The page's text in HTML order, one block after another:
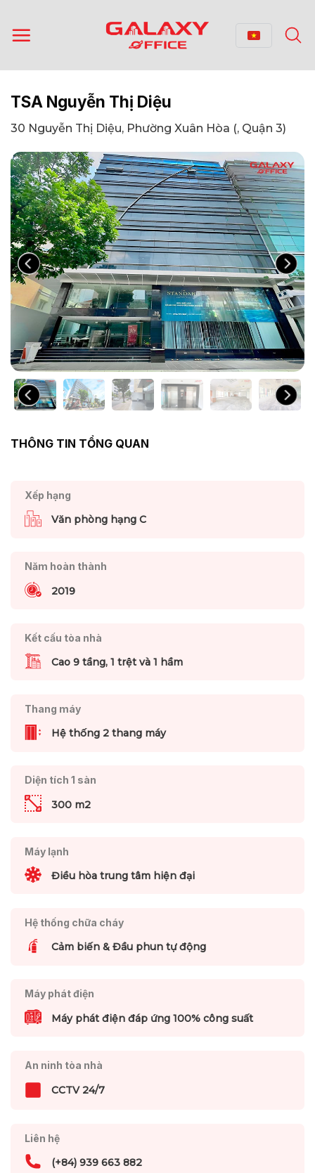
qua
nội
TSA Nguyễn Thị Diệu
30 Nguyễn Thị Diệu, Phường Xuân Hòa (, Quận 3)
THÔNG TIN TỔNG QUAN
Xếp hạng
Văn phòng hạng C
Năm hoàn thành
2019
Kết cấu tòa nhà
Cao 9 tầng, 1 trệt và 1 hầm
Thang máy
Hệ thống 2 thang máy
Diện tích 1 sàn
300 m2
Máy lạnh
Điều hòa trung tâm hiện đại
Hệ thống chữa cháy
Cảm biến & Đầu phun tự động
Máy phát điện
Máy phát điện đáp ứng 100% công suất
An ninh tòa nhà
CCTV 24/7
Liên hệ
(+84) 939 663 882